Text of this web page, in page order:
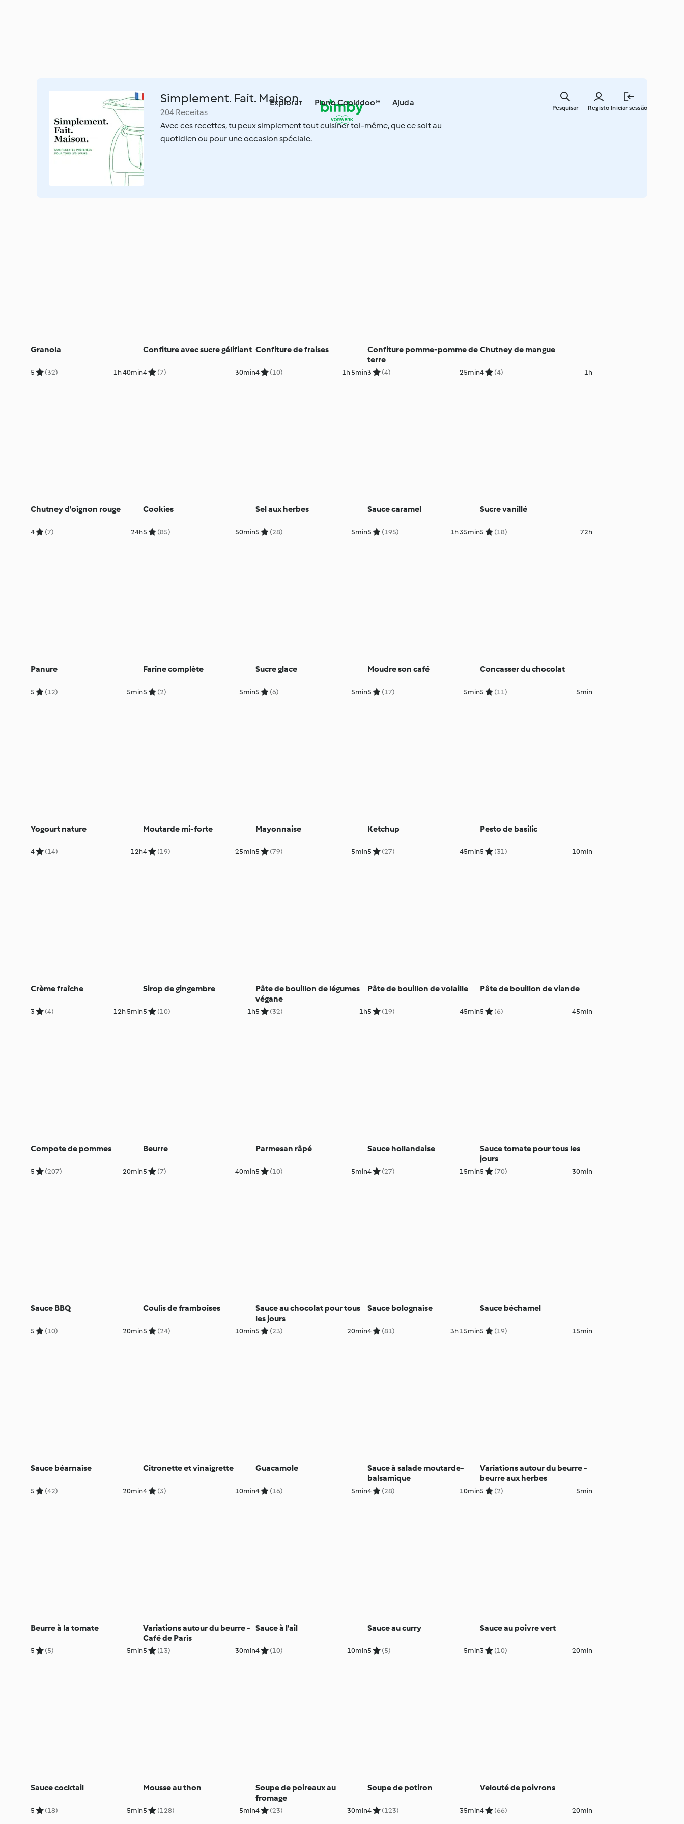
o
Explorar Plano Cookidoo® Ajuda
Registo Iniciar sessão
Pesquisar
Simplement. Fait. Maison.
204 Receitas
Avec ces recettes, tu peux simplement tout cuisiner toi-même, que ce soit au
quotidien ou pour une occasion spéciale.
Granola
5 (32) 1h 40min
Confiture avec sucre gélifiant
4 (7) 30min
Confiture de fraises
4 (10) 1h 5min
Confiture pomme-pomme de
terre
3 (4) 25min
Chutney de mangue
4 (4) 1h
Chutney d'oignon rouge
4 (7) 24h
Cookies
5 (85) 50min
Sel aux herbes
5 (28) 5min
Sauce caramel
5 (195) 1h 35min
Sucre vanillé
5 (18) 72h
Panure
5 (12) 5min
Farine complète
5 (2) 5min
Sucre glace
5 (6) 5min
Moudre son café
5 (17) 5min
Concasser du chocolat
5 (11) 5min
Yogourt nature
4 (14) 12h
Moutarde mi-forte
4 (19) 25min
Mayonnaise
5 (79) 5min
Ketchup
5 (27) 45min
Pesto de basilic
5 (31) 10min
Crème fraîche
3 (4) 12h 5min
Sirop de gingembre
5 (10) 1h
Pâte de bouillon de légumes
végane
5 (32) 1h
Pâte de bouillon de volaille
5 (19) 45min
Pâte de bouillon de viande
5 (6) 45min
Compote de pommes
5 (207) 20min
Beurre
5 (7) 40min
Parmesan râpé
5 (10) 5min
Sauce hollandaise
4 (27) 15min
Sauce tomate pour tous les
jours
5 (70) 30min
Sauce BBQ
5 (10) 20min
Coulis de framboises
5 (24) 10min
Sauce au chocolat pour tous
les jours
5 (23) 20min
Sauce bolognaise
4 (81) 3h 15min
Sauce béchamel
5 (19) 15min
Sauce béarnaise
5 (42) 20min
Citronette et vinaigrette
4 (3) 10min
Guacamole
4 (16) 5min
Sauce à salade moutarde-
balsamique
4 (28) 10min
Variations autour du beurre -
beurre aux herbes
5 (2) 5min
Beurre à la tomate
5 (5) 5min
Variations autour du beurre -
Café de Paris
5 (13) 30min
Sauce à l'ail
4 (10) 10min
Sauce au curry
5 (5) 5min
Sauce au poivre vert
3 (10) 20min
Sauce cocktail
5 (18) 5min
Mousse au thon
5 (128) 5min
Soupe de poireaux au
fromage
4 (23) 30min
Soupe de potiron
4 (123) 35min
Velouté de poivrons
4 (66) 20min